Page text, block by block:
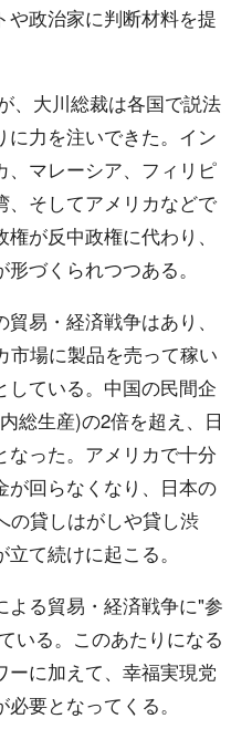
や政治家に判断材料を提
、大川総裁は各国で説法
に力を注いできた。イン
、マレーシア、フィリピ
、そしてアメリカなどで
が反中政権に代わり、
づくられつつある。
易・経済戦争はあり、
市場に製品を売って稼い
している。中国の民間企
総生産)の2倍を超え、日
なった。アメリカで十分
が回らなくなり、日本の
の貸しはがしや貸し渋
て続けに起こる。
よる貿易・経済戦争に"参
いる。このあたりになる
ーに加えて、幸福実現党
要となってくる。